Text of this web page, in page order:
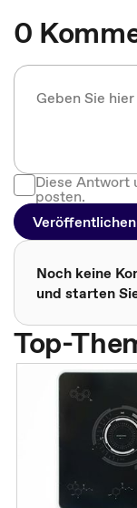
0
Diese Antwort
posten.
Veröffentlichen
Noch keine
und starten
Top-